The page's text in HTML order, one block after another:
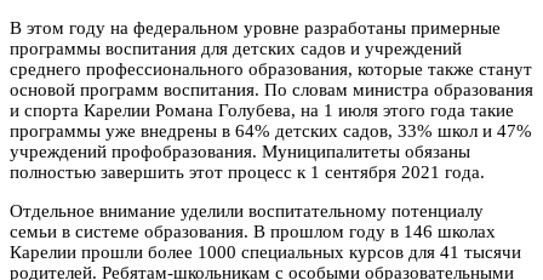
В этом году на федеральном уровне разработаны примерные
программы воспитания для детских садов и учреждений
среднего профессионального образования, которые также станут
основой программ воспитания. По словам министра образования
и спорта Карелии Романа Голубева, на 1 июля этого года такие
программы уже внедрены в 64% детских садов, 33% школ и 47%
учреждений профобразования. Муниципалитеты обязаны
полностью завершить этот процесс к 1 сентября 2021 года.
Отдельное внимание уделили воспитательному потенциалу
семьи в системе образования. В прошлом году в 146 школах
Карелии прошли более 1000 специальных курсов для 41 тысячи
родителей. Ребятам-школьникам с особыми образовательными